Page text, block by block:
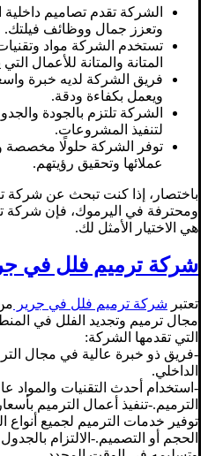
الشركة تقدم تصاميم داخلية
وتعزز جمال ووظائف فيلتك.
تستخدم الشركة مواد
المتانة والمتانة للأعمال التي
فريق الشركة لديه خبرة
ويعمل بكفاءة ودقة.
الشركة تلتزم بالجودة
لتنفيذ المشروعات.
توفر الشركة حلولًا مخصصة
عملائها وتحقيق رؤيتهم.
باختصار، إذا كنت تبحث عن شركة
ومحترفة في اليرموك، فإن شركة
هي الاختيار الأمثل لك.
شركة ترميم فلل في
تعتبر شركة ترميم فلل في جرير
مجال ترميم وتجديد الفلل في
التي تقدمها الشركة:
-فريق ذو خبرة عالية في مجال
الداخلي.
-استخدام أحدث التقنيات والمواد
الترميم.-تنفيذ أعمال الترميم
توفير خدمات الترميم لجميع
الحجم أو التصميم.-الالتزام